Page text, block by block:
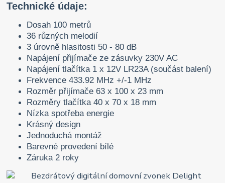
Technické údaje:
Dosah 100 metrů
36 různých melodií
3 úrovně hlasitosti 50 - 80 dB
Napájení přijímače ze zásuvky 230V AC
Napájení tlačítka 1 x 12V LR23A (součást balení)
Frekvence 433.92 MHz +/-1 MHz
Rozměr přijímače 63 x 100 x 23 mm
Rozměry tlačítka 40 x 70 x 18 mm
Nízka spotřeba energie
Krásný design
Jednoduchá montáž
Barevné provedení bílé
Záruka 2 roky